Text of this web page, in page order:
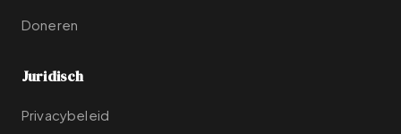
Doneren
Juridisch
Privacybeleid